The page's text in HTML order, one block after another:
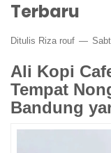
Terbaru
Ditulis Riza rouf
Ali Kopi
Tempat
Bandung